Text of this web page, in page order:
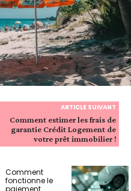
ARTICLE SUIVANT
Comment estimer les frais de
garantie Crédit Logement de
votre prêt immobilier !
Comment
fonctionne le
paiement